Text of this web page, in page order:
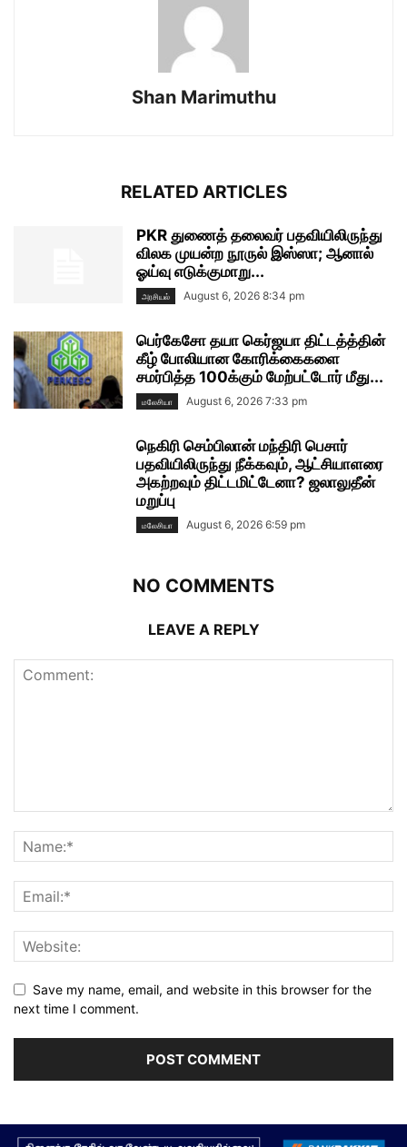
Shan Marimuthu
RELATED ARTICLES
PKR துணைத் தலைவர் பதவியிலிருந்து
விலக முயன்ற நூருல் இஸ்ஸா; ஆனால்
ஓய்வு எடுக்குமாறு...
அரசியல் August 6, 2026 8:34 pm
பெர்கேசோ தயா கெர்ஜயா திட்டத்த்தின்
கீழ் போலியான கோரிக்கைகளை
சமர்பித்த 100க்கும் மேற்பட்டோர் மீது...
மலேசியா August 6, 2026 7:33 pm
நெகிரி செம்பிலான் மந்திரி பெசார்
பதவியிலிருந்து நீக்கவும், ஆட்சியாளரை
அகற்றவும் திட்டமிட்டேனா? ஜலாலுதீன்
மறுப்பு
மலேசியா August 6, 2026 6:59 pm
NO COMMENTS
LEAVE A REPLY
Save my name, email, and website in this browser for the
next time I comment.